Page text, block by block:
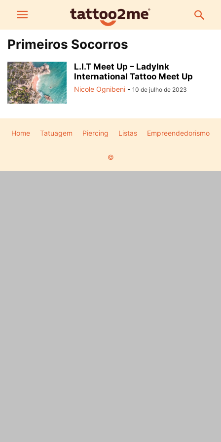
Primeiros Socorros
L.I.T Meet Up – LadyInk
International Tattoo Meet Up
Nicole Ognibeni - 10 de julho de 2023
Home Tatuagem Piercing Listas Empreendedorismo
©